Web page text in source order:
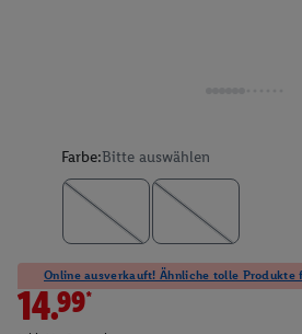
Farbe:Bitte auswählen
Online ausverkauft! Ähnliche tolle Produkte
14.99*